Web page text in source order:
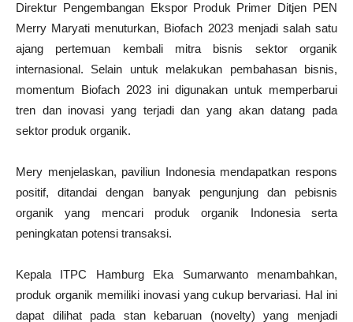
Direktur Pengembangan Ekspor Produk Primer Ditjen PEN
Merry Maryati menuturkan, Biofach 2023 menjadi salah satu
ajang pertemuan kembali mitra bisnis sektor organik
internasional. Selain untuk melakukan pembahasan bisnis,
momentum Biofach 2023 ini digunakan untuk memperbarui
tren dan inovasi yang terjadi dan yang akan datang pada
sektor produk organik.
Mery menjelaskan, paviliun Indonesia mendapatkan respons
positif, ditandai dengan banyak pengunjung dan pebisnis
organik yang mencari produk organik Indonesia serta
peningkatan potensi transaksi.
Kepala ITPC Hamburg Eka Sumarwanto menambahkan,
produk organik memiliki inovasi yang cukup bervariasi. Hal ini
dapat dilihat pada stan kebaruan (novelty) yang menjadi